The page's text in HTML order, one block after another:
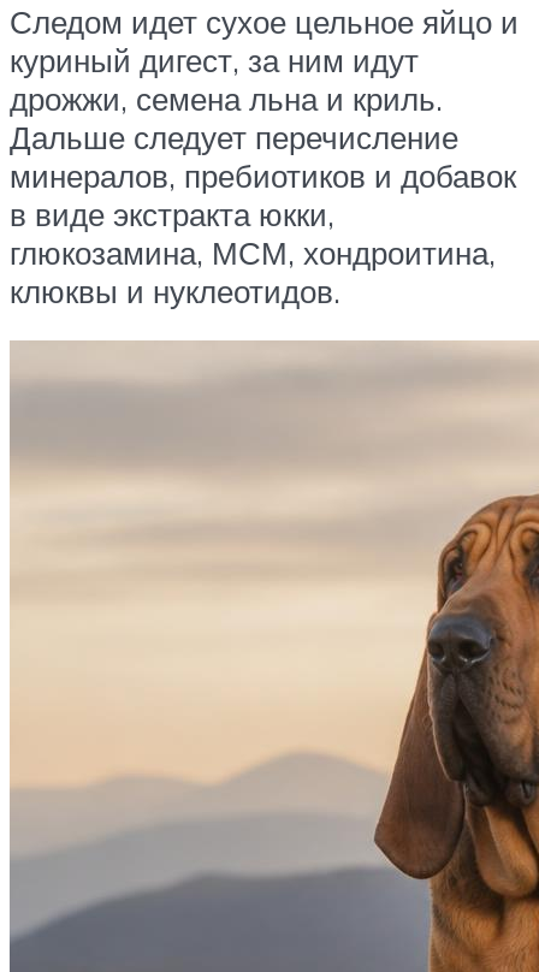
Следом идет сухое цельное яйцо и
куриный дигест, за ним идут
дрожжи, семена льна и криль.
Дальше следует перечисление
минералов, пребиотиков и добавок
в виде экстракта юкки,
глюкозамина, МСМ, хондроитина,
клюквы и нуклеотидов.